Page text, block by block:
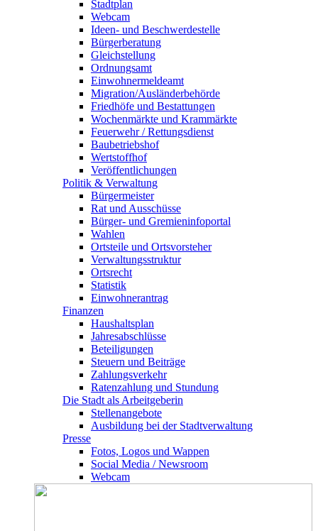
Stadtplan
Webcam
Ideen- und Beschwerdestelle
Bürgerberatung
Gleichstellung
Ordnungsamt
Einwohnermeldeamt
Migration/Ausländerbehörde
Friedhöfe und Bestattungen
Wochenmärkte und Krammärkte
Feuerwehr / Rettungsdienst
Baubetriebshof
Wertstoffhof
Veröffentlichungen
Politik & Verwaltung
Bürgermeister
Rat und Ausschüsse
Bürger- und Gremieninfoportal
Wahlen
Ortsteile und Ortsvorsteher
Verwaltungsstruktur
Ortsrecht
Statistik
Einwohnerantrag
Finanzen
Haushaltsplan
Jahresabschlüsse
Beteiligungen
Steuern und Beiträge
Zahlungsverkehr
Ratenzahlung und Stundung
Die Stadt als Arbeitgeberin
Stellenangebote
Ausbildung bei der Stadtverwaltung
Presse
Fotos, Logos und Wappen
Social Media / Newsroom
Webcam